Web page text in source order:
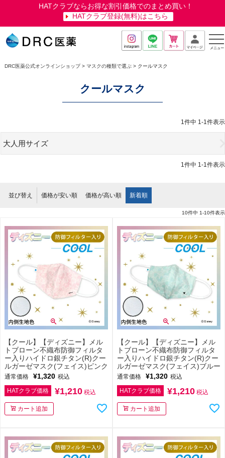
ようこそ ゲスト 様
HATクラブならお得な割引価格でのまとめ買い！
HATクラブ登録(無料)はこちら
メニュー
DRC医薬公式オンラインショップ マスクの種類で選ぶ クールマスク
クールマスク
1件中 1-1件表示
大人用サイズ
1件中 1-1件表示
並び替え 価格が安い順 価格が高い順 新着順
10件中 1-10件表示
【クール】【ディズニー】メル
トブローン不織布防御フィルタ
ー入りハイドロ銀チタン(R)クー
ルガーゼマスク(フェイス)ピンク
通常価格 ¥1,320 税込
HATクラブ価格
¥1,210 税込
カート追加
【クール】【ディズニー】メル
トブローン不織布防御フィルタ
ー入りハイドロ銀チタン(R)クー
ルガーゼマスク(フェイス)ブルー
通常価格 ¥1,320 税込
HATクラブ価格
¥1,210 税込
カート追加